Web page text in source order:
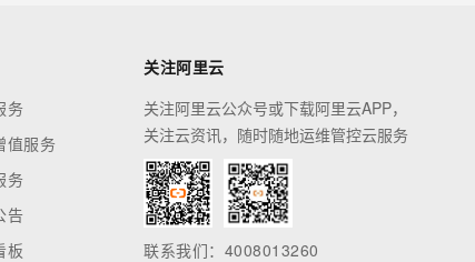
务
值服务
务
告
板
关注阿里云
关注阿里云公众号或下载阿里云APP，
关注云资讯，随时随地运维管控云服务
联系我们：4008013260